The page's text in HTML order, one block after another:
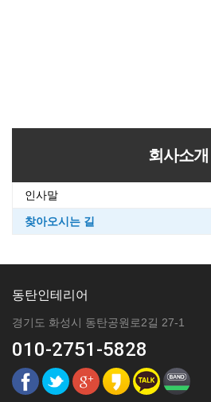
회사소개
인사말
찾아오시는 길
동탄인테리어
경기도 화성시 동탄공원로2길 27-1
010-2751-5828